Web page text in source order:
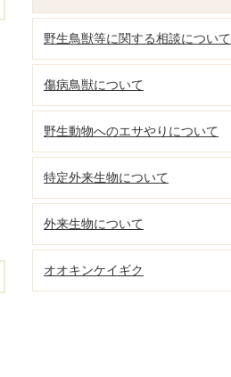
野生鳥獣等に関する相談について
傷病鳥獣について
野生動物へのエサやりについて
特定外来生物について
外来生物について
オオキンケイギク